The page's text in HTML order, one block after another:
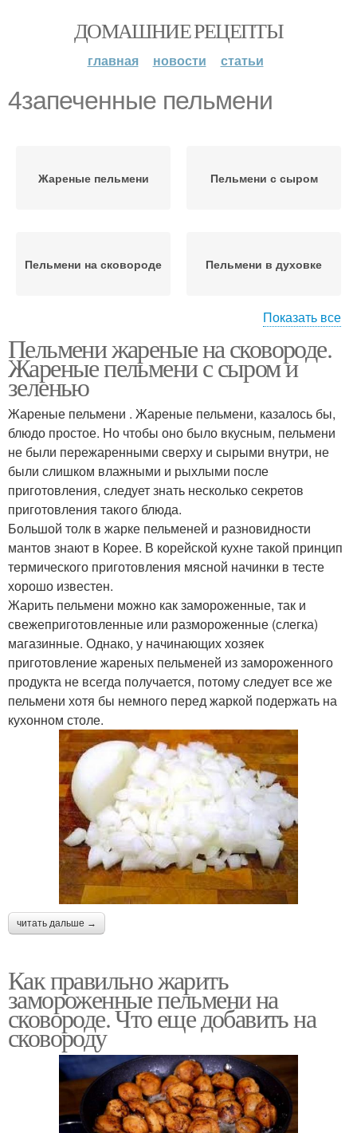
ДОМАШНИЕ РЕЦЕПТЫ
главная новости статьи
4запеченные пельмени
Жареные пельмени Пельмени с сыром
Пельмени на сковороде Пельмени в духовке
Пельмени с луком Пельмени в горшочках
Пельмени со сметаной
Пельмени с
шампиньонами
Пельмени с сушеными
грибами
соусе
Показать все
Пельмени жареные на сковороде.
Жареные пельмени с сыром и
зеленью
Жареные пельмени . Жареные пельмени, казалось бы,
блюдо простое. Но чтобы оно было вкусным, пельмени
не были пережаренными сверху и сырыми внутри, не
были слишком влажными и рыхлыми после
приготовления, следует знать несколько секретов
приготовления такого блюда.
Большой толк в жарке пельменей и разновидности
мантов знают в Корее. В корейской кухне такой принцип
термического приготовления мясной начинки в тесте
хорошо известен.
Жарить пельмени можно как замороженные, так и
свежеприготовленные или размороженные (слегка)
магазинные. Однако, у начинающих хозяек
приготовление жареных пельменей из замороженного
продукта не всегда получается, потому следует все же
пельмени хотя бы немного перед жаркой подержать на
кухонном столе.
читать дальше →
Как правильно жарить
замороженные пельмени на
сковороде. Что еще добавить на
сковороду